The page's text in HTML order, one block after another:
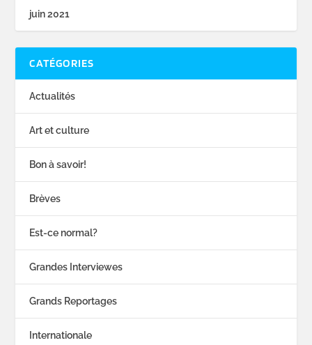
juin 2021
CATÉGORIES
Actualités
Art et culture
Bon à savoir!
Brèves
Est-ce normal?
Grandes Interviewes
Grands Reportages
Internationale